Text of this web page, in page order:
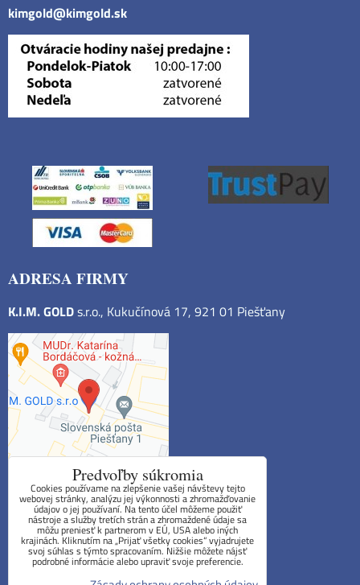
kimgold@kimgold.sk
ADRESA FIRMY
K.I.M. GOLDs.r.o., Kukučínová 17, 921 01 Piešťany
Obchodné podmienky
Reklamačný poriadok
Predvoľby súkromia
Cookies používame na zlepšenie vašej návštevy tejto
webovej stránky, analýzu jej výkonnosti a zhromažďovanie
údajov o jej používaní. Na tento účel môžeme použiť
nástroje a služby tretích strán a zhromaždené údaje sa
môžu preniesť k partnerom v EÚ, USA alebo iných
krajinách. Kliknutím na „Prijať všetky cookies“ vyjadrujete
svoj súhlas s týmto spracovaním. Nižšie môžete nájsť
podrobné informácie alebo upraviť svoje preferencie.